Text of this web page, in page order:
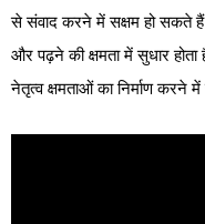
से संवाद करने में सक्षम हो सकते
और पढ़ने की क्षमता में सुधार
नेतृत्व क्षमताओं का निर्माण करने में